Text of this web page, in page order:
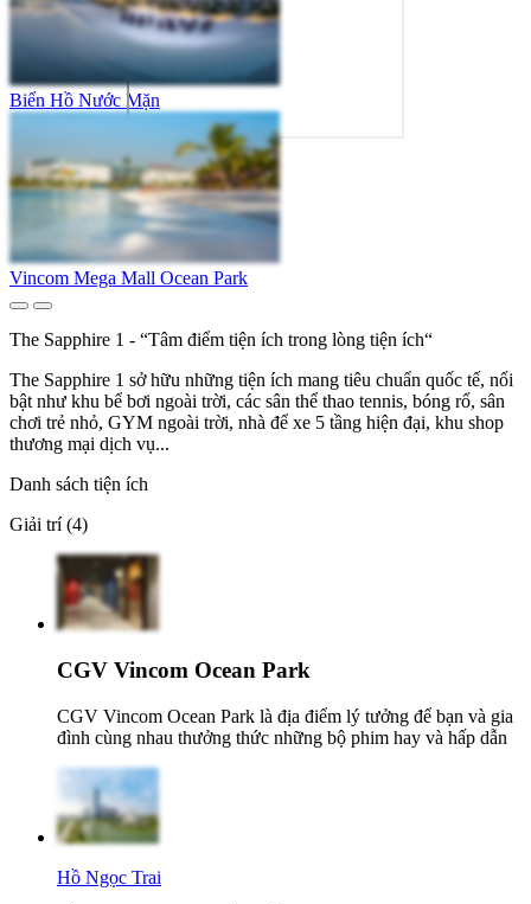
Biển Hồ Nước Mặn
Vincom Mega Mall Ocean Park
The Sapphire 1 - “Tâm điểm tiện ích trong lòng tiện ích“
The Sapphire 1 sở hữu những tiện ích mang tiêu chuẩn quốc tế, nổi
bật như khu bể bơi ngoài trời, các sân thể thao tennis, bóng rổ, sân
chơi trẻ nhỏ, GYM ngoài trời, nhà để xe 5 tầng hiện đại, khu shop
thương mại dịch vụ...
Danh sách tiện ích
Giải trí (4)
CGV Vincom Ocean Park
CGV Vincom Ocean Park là địa điểm lý tưởng để bạn và gia
đình cùng nhau thưởng thức những bộ phim hay và hấp dẫn
Hồ Ngọc Trai